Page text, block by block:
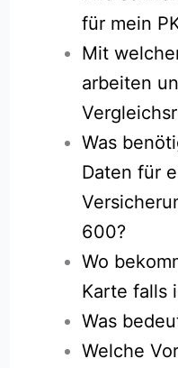
für mein
Mit
arbeiten
Was
Daten für
600?
Wo
Karte falls
Was
Welche